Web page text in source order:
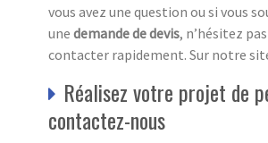
vous avez une question ou si vous
une demande de devis, n’hésitez
contacter rapidement. Sur notre
Réalisez votre projet de
contactez-nous